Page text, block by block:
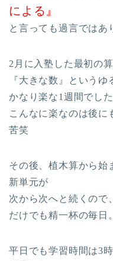
による』
と言っても過言ではあ
2月に入塾した最初の
『大きな数』という
かなり楽な1週間でした
こんなに楽なのは後に
苦笑
その後、植木算から始
新単元が
次から次へと続くので
だけでも精一杯の毎日。
平日でも学習時間は3